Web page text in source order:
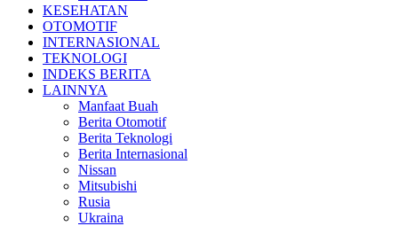
KESEHATAN
OTOMOTIF
INTERNASIONAL
TEKNOLOGI
INDEKS BERITA
LAINNYA
Manfaat Buah
Berita Otomotif
Berita Teknologi
Berita Internasional
Nissan
Mitsubishi
Rusia
Ukraina